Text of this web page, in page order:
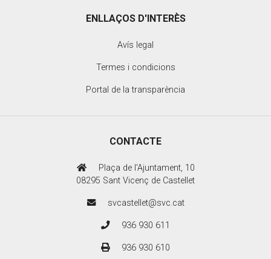
ENLLAÇOS D'INTERÈS
Avís legal
Termes i condicions
Portal de la transparència
CONTACTE
Plaça de l'Ajuntament, 10
08295 Sant Vicenç de Castellet
svcastellet@svc.cat
936 930 611
936 930 610